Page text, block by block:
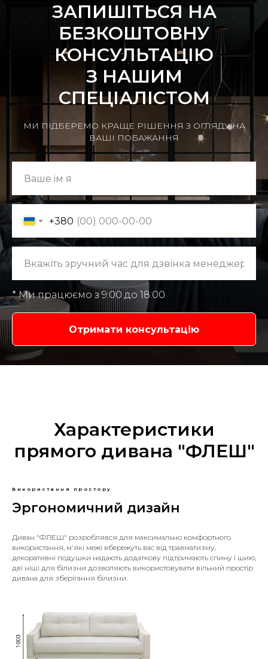
ЗАПИШIТЬСЯ НА
БЕЗКОШТОВНУ
КОНСУЛЬТАЦІЮ
З НАШИМ
СПЕЦІАЛІСТОМ
МИ ПIДБЕРЕМО КРАЩЕ РІШЕННЯ З ОГЛЯДУ НА
ВАШІ ПОБАЖАННЯ
+380
* Ми працюємо з 9:00 до 18:00
Отримати консультацiю
Характеристики
прямого дивана "ФЛЕШ"
Використання простору
Эргономичний дизайн
Диван "ФЛЕШ" розроблявся для максимально комфортного
використання, м'які межі вбережуть вас від травматизму,
декоративні подушки надають додаткову підтримають спину і шию,
дві ніші для білизни дозволяють використовувати вільний простір
дивана для зберігання білизни.